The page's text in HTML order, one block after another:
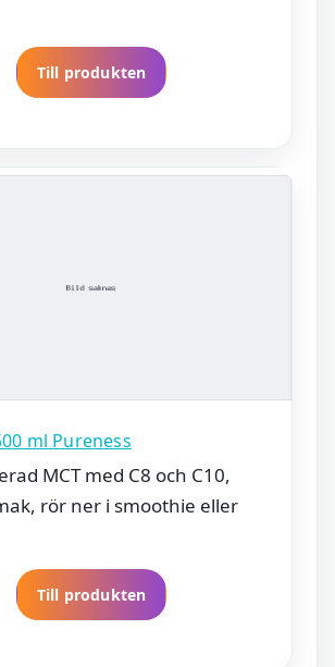
Till produkten
ml Pureness
MCT med C8 och C10,
rör ner i smoothie eller
Till produkten